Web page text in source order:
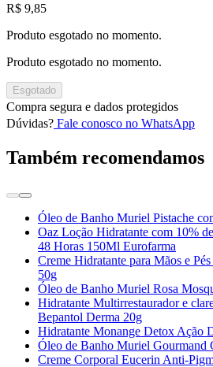
R$ 9,85
Produto esgotado no momento.
Produto esgotado no momento.
Esgotado
Compra segura e dados protegidos
Dúvidas? Fale conosco no WhatsApp
Também recomendamos
Óleo de Banho Muriel Pistache
Oaz Loção Hidratante com 10%
48 Horas 150Ml Eurofarma
Creme Hidratante para Mãos e
50g
Óleo de Banho Muriel Rosa
Hidratante Multirrestaurador e
Bepantol Derma 20g
Hidratante Monange Detox Ação
Óleo de Banho Muriel Gourmand
Creme Corporal Eucerin Anti-